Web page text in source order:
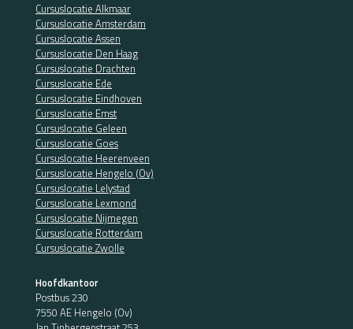
Cursuslocatie Alkmaar
Cursuslocatie Amsterdam
Cursuslocatie Assen
Cursuslocatie Den Haag
Cursuslocatie Drachten
Cursuslocatie Ede
Cursuslocatie Eindhoven
Cursuslocatie Emst
Cursuslocatie Geleen
Cursuslocatie Goes
Cursuslocatie Heerenveen
Cursuslocatie Hengelo (Ov)
Cursuslocatie Lelystad
Cursuslocatie Lexmond
Cursuslocatie Nijmegen
Cursuslocatie Rotterdam
Cursuslocatie Zwolle
Hoofdkantoor
Postbus 230
7550 AE Hengelo (Ov)